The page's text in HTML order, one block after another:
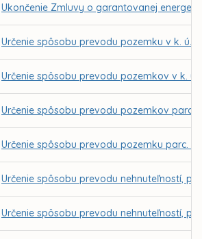
Ukončenie Zmluvy o garantovanej
Určenie spôsobu prevodu pozemku v k. ú.
Určenie spôsobu prevodu pozemkov v k.
Určenie spôsobu prevodu pozemkov parc.
Určenie spôsobu prevodu pozemku parc.
Určenie spôsobu prevodu nehnuteľností,
Určenie spôsobu prevodu nehnuteľností,